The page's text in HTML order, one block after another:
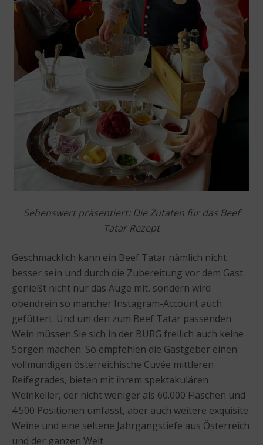
Sehenswert präsentiert: Die Zutaten für das Beef
Tatar Rezept
Geschmacklich kann ein Beef Tatar nämlich nicht
besser sein und durch die Zubereitung vor dem Gast
genießt nicht nur das Auge mit, sondern wird
obendrein so mancher Instagram-Account auch
gefüttert. Und um den zum Beef Tatar passenden
Wein müssen Sie sich in der BURG freilich auch keine
Sorgen machen. So empfehlen die Gastgeber einen
vollmundigen österreichische Cuvée mittleren
Reifegrades, bieten mit ihrem spektakulären
Weinkeller, der nicht weniger als 60.000 Flaschen und
4.500 Positionen umfasst, aber auch weitere exquisite
Weine und eine seltene Jahrgangstiefe aus Österreich
und der ganzen Welt.